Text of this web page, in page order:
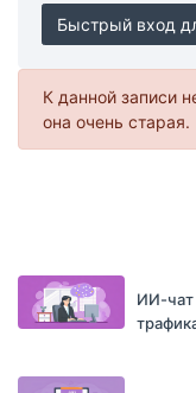
Быстрый вход
К данной записи
она очень старая.
ИИ-чат